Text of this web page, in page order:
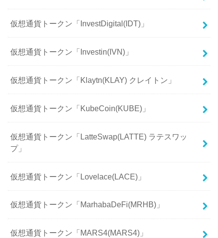
仮想通貨トークン「InvestDigital(IDT)」
仮想通貨トークン「Investin(IVN)」
仮想通貨トークン「Klaytn(KLAY) クレイトン」
仮想通貨トークン「KubeCoin(KUBE)」
仮想通貨トークン「LatteSwap(LATTE) ラテスワッ
プ」
仮想通貨トークン「Lovelace(LACE)」
仮想通貨トークン「MarhabaDeFi(MRHB)」
仮想通貨トークン「MARS4(MARS4)」